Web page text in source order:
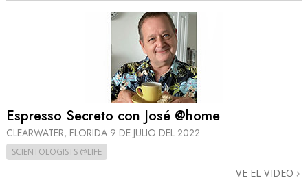
Espresso Secreto con José @home
CLEARWATER, FLORIDA 9 DE JULIO DEL 2022
SCIENTOLOGISTS @LIFE
VE EL VIDEO